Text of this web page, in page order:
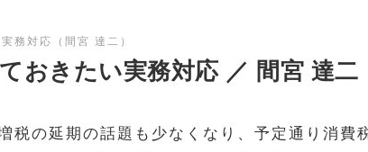
務対応（間宮 達二）
おきたい実務対応 ／ 間宮 達二
の延期の話題も少なくなり、予定通り消費